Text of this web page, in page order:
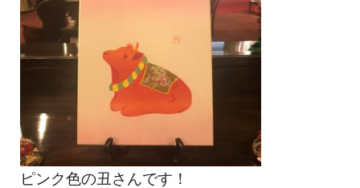
ピンク色の丑さんです！